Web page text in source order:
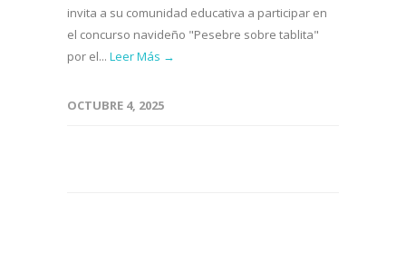
invita a su comunidad educativa a participar en
el concurso navideño "Pesebre sobre tablita"
por el... Leer Más →
OCTUBRE 4, 2025